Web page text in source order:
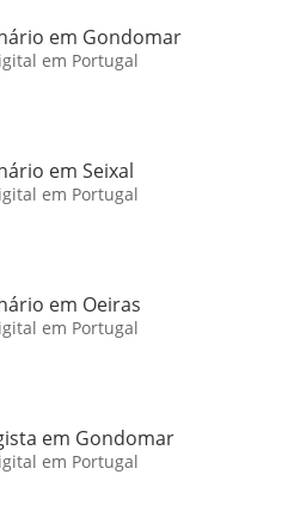
em Gondomar
em Portugal
em Seixal
em Portugal
em Oeiras
em Portugal
em Gondomar
em Portugal